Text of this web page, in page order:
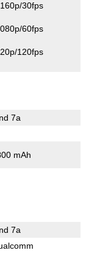
30fps
60fps
120fps
7a
mAh
7a